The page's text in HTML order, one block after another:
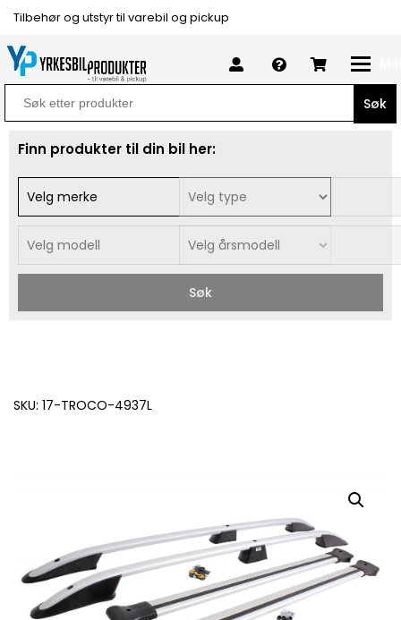
Tilbehør og utstyr til varebil og pickup
Search
for:
Finn produkter til din bil her:
Søk
SKU: 17-TROCO-4937L